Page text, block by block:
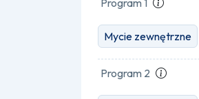
Program 1
Mycie zewnętrzne
Program 2